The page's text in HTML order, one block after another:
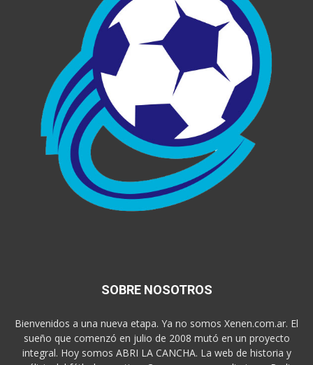
SOBRE NOSOTROS
Bienvenidos a una nueva etapa. Ya no somos Xenen.com.ar. El
sueño que comenzó en julio de 2008 mutó en un proyecto
integral. Hoy somos ABRI LA CANCHA. La web de historia y